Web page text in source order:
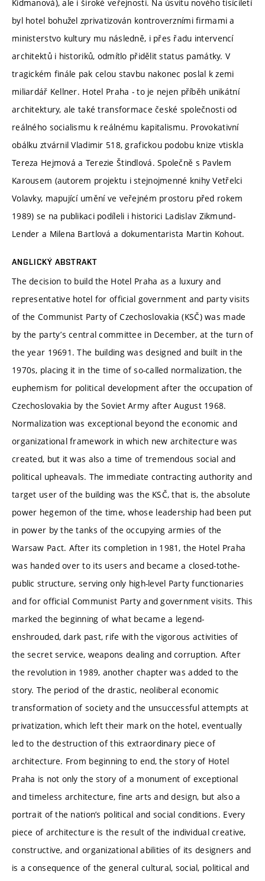
Kidmanová), ale i široké veřejnosti. Na úsvitu nového tisíciletí
byl hotel bohužel zprivatizován kontroverzními firmami a
ministerstvo kultury mu následně, i přes řadu intervencí
architektů i historiků, odmítlo přidělit status památky. V
tragickém finále pak celou stavbu nakonec poslal k zemi
miliardář Kellner. Hotel Praha - to je nejen příběh unikátní
architektury, ale také transformace české společnosti od
reálného socialismu k reálnému kapitalismu. Provokativní
obálku ztvárnil Vladimir 518, grafickou podobu knize vtiskla
Tereza Hejmová a Terezie Štindlová. Společně s Pavlem
Karousem (autorem projektu i stejnojmenné knihy Vetřelci
Volavky, mapující umění ve veřejném prostoru před rokem
1989) se na publikaci podíleli i historici Ladislav Zikmund-
Lender a Milena Bartlová a dokumentarista Martin Kohout.
ANGLICKÝ ABSTRAKT
The decision to build the Hotel Praha as a luxury and
representative hotel for official government and party visits
of the Communist Party of Czechoslovakia (KSČ) was made
by the party’s central committee in December, at the turn of
the year 19691. The building was designed and built in the
1970s, placing it in the time of so-called normalization, the
euphemism for political development after the occupation of
Czechoslovakia by the Soviet Army after August 1968.
Normalization was exceptional beyond the economic and
organizational framework in which new architecture was
created, but it was also a time of tremendous social and
political upheavals. The immediate contracting authority and
target user of the building was the KSČ, that is, the absolute
power hegemon of the time, whose leadership had been put
in power by the tanks of the occupying armies of the
Warsaw Pact. After its completion in 1981, the Hotel Praha
was handed over to its users and became a closed-tothe-
public structure, serving only high-level Party functionaries
and for official Communist Party and government visits. This
marked the beginning of what became a legend-
enshrouded, dark past, rife with the vigorous activities of
the secret service, weapons dealing and corruption. After
the revolution in 1989, another chapter was added to the
story. The period of the drastic, neoliberal economic
transformation of society and the unsuccessful attempts at
privatization, which left their mark on the hotel, eventually
led to the destruction of this extraordinary piece of
architecture. From beginning to end, the story of Hotel
Praha is not only the story of a monument of exceptional
and timeless architecture, fine arts and design, but also a
portrait of the nation’s political and social conditions. Every
piece of architecture is the result of the individual creative,
constructive, and organizational abilities of its designers and
is a consequence of the general cultural, social, political and